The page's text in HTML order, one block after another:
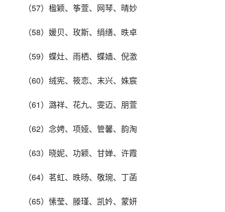
（57）楹颖、筝萱、网琴、晴妙
（58）媛贝、玫斯、绢缮、昳卓
（59）蝶灶、雨栖、蝶嫱、倪激
（60）绒宪、筱恋、末兴、姝宸
（61）潞祥、花九、雯迈、朋萱
（62）念娉、项娅、管馨、韵淘
（63）晓妮、功颖、甘婵、许霞
（64）茗虹、昳旸、敬琬、丁菡
（65）愫莹、滕瑾、凯妗、蒙妍